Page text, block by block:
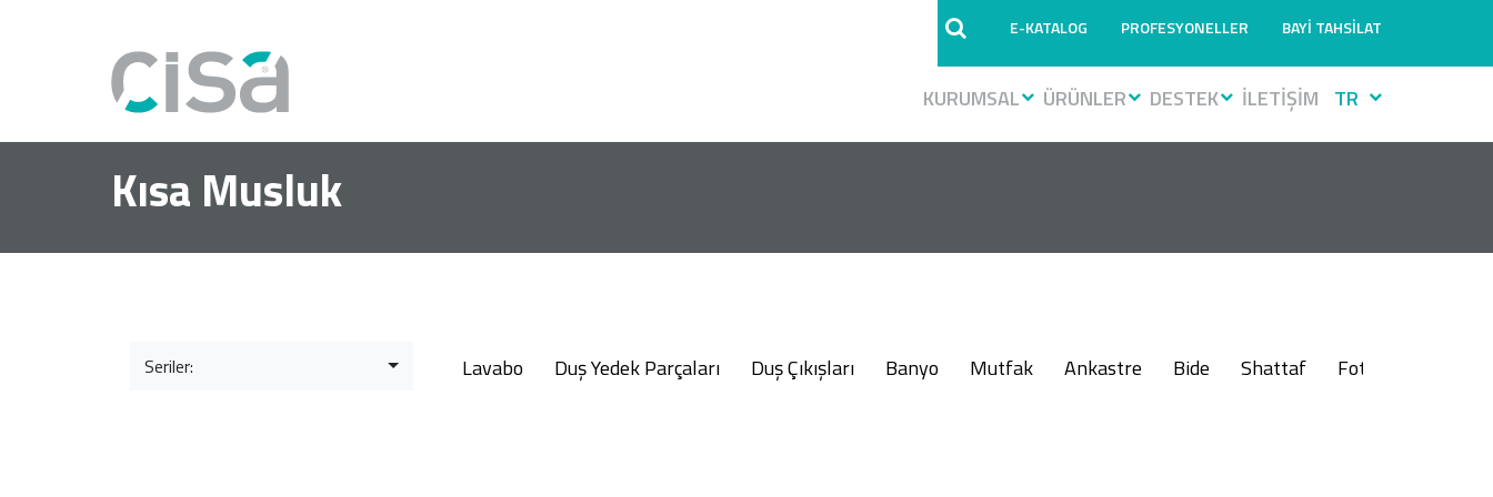
E-KATALOG PROFESYONELLER BAYİ TAHSİLAT
KURUMSAL ÜRÜNLER DESTEK İLETİŞİM TR
Kısa Musluk
Seriler: Lavabo Duş Yedek Parçaları Duş Çıkışları Banyo Mutfak Ankastre Bide Shattaf Fotoselli